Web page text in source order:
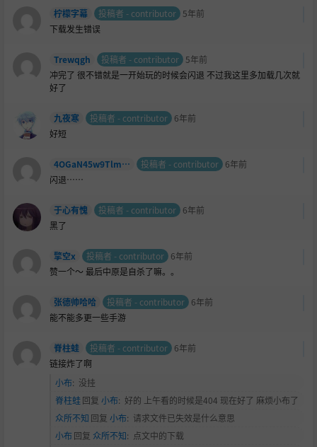
柠檬字幕 投稿者 - contributor 5年前
下载发生错误
Trewqgh 投稿者 - contributor 5年前
冲完了 很不错就是一开始玩的时候会闪退 不过我这里多加载几次就
好了
九夜寒 投稿者 - contributor 6年前
好短
4OGaN45w9TlmSZdrSP1JRRCQsnFNwAmx 投稿者 - contributor 6年前
闪退……
于心有愧 投稿者 - contributor 6年前
黑了
擎空x 投稿者 - contributor 6年前
赞一个～ 最后中原是自杀了嘛。。
张德帅哈哈 投稿者 - contributor 6年前
能不能多更一些手游
脊柱蛙 投稿者 - contributor 6年前
链接炸了啊
小布: 没挂
脊柱蛙回复 小布: 好的 上午看的时候是404 现在好了 麻烦小布了
众所不知 回复 小布: 请求文件已失效是什么意思
小布 回复 众所不知: 点文中的下载